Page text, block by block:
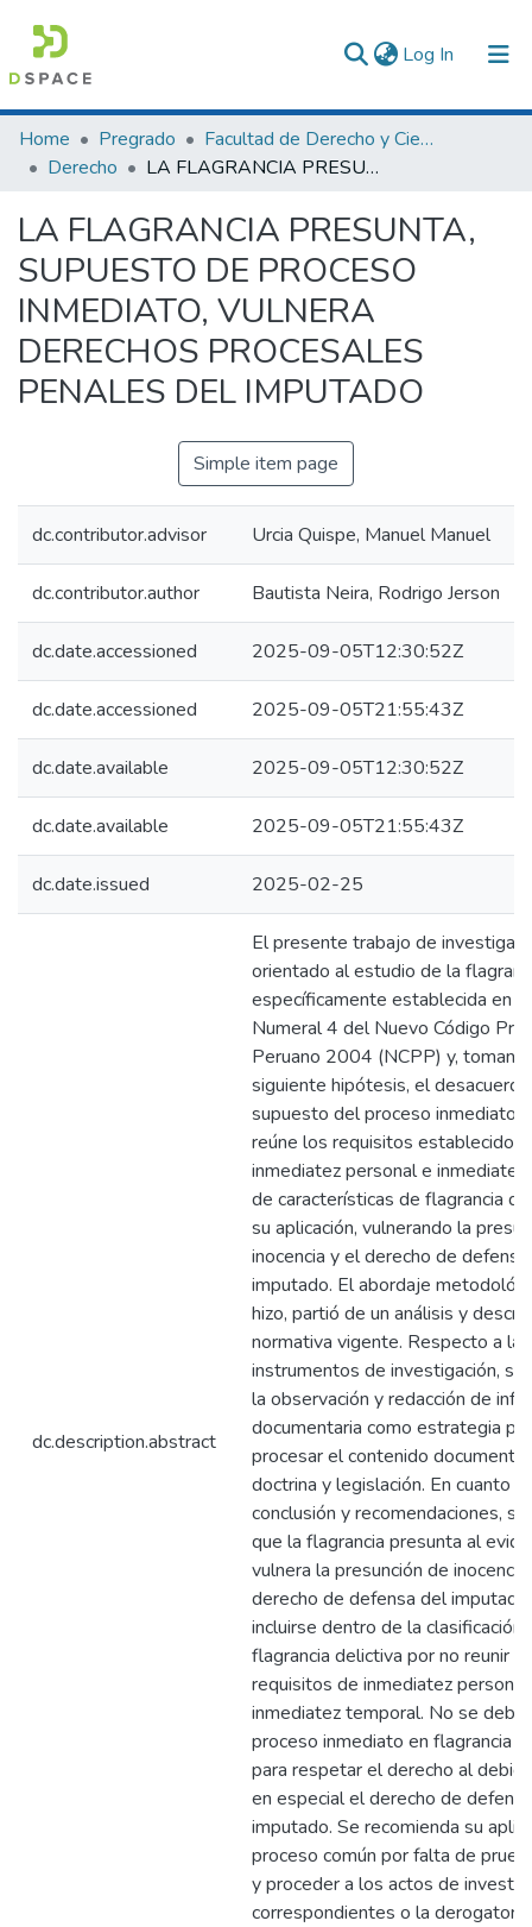
Log In (current)
Communities & Collections
All of DSpace
Statistics
Home Pregrado
Facultad de Derecho y Ciencias Políticas
Derecho
LA FLAGRANCIA PRESUNTA, SUPUESTO DE PROCESO INMEDIATO, VULNERA DERECHOS PROCESALES PENALES DEL IMPUTADO
LA FLAGRANCIA PRESUNTA,
SUPUESTO DE PROCESO
INMEDIATO, VULNERA
DERECHOS PROCESALES
PENALES DEL IMPUTADO
Simple item page
dc.contributor.advisor Urcia Quispe, Manuel Manuel
dc.contributor.author Bautista Neira, Rodrigo Jerson
dc.date.accessioned 2025-09-05T12:30:52Z
dc.date.accessioned 2025-09-05T21:55:43Z
dc.date.available 2025-09-05T12:30:52Z
dc.date.available 2025-09-05T21:55:43Z
dc.date.issued 2025-02-25
dc.description.abstract
El presente trabajo de
orientado al estudio de la
específicamente establecida en
Numeral 4 del Nuevo Código
Peruano 2004 (NCPP) y,
siguiente hipótesis, el
supuesto del proceso inmediato
reúne los requisitos establecidos
inmediatez personal e
de características de flagrancia
su aplicación, vulnerando la
inocencia y el derecho de
imputado. El abordaje
hizo, partió de un análisis y
normativa vigente. Respecto a
instrumentos de investigación, se
la observación y redacción de
documentaria como estrategia
procesar el contenido
doctrina y legislación. En cuanto a
conclusión y recomendaciones, se
que la flagrancia presunta al
vulnera la presunción de
derecho de defensa del
incluirse dentro de la clasificación
flagrancia delictiva por no reunir
requisitos de inmediatez
inmediatez temporal. No se
proceso inmediato en flagrancia
para respetar el derecho al
en especial el derecho de
imputado. Se recomienda su
proceso común por falta de
y proceder a los actos de
correspondientes o la